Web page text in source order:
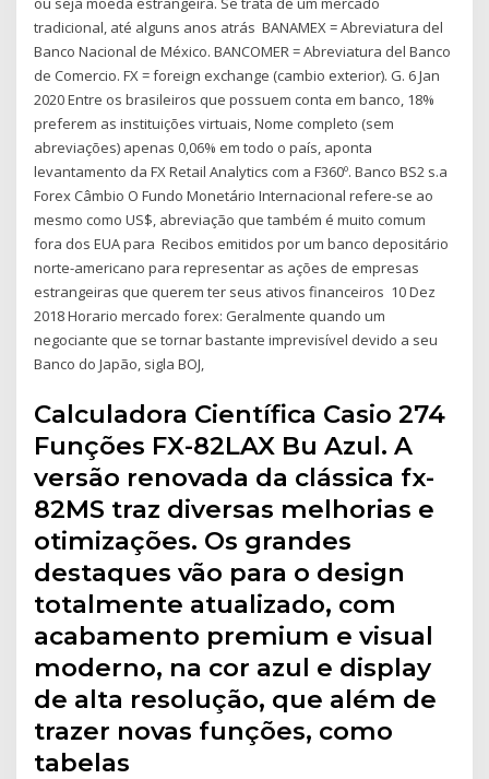
tradicional, até alguns anos atrás BANAMEX = Abreviatura del
Banco Nacional de México. BANCOMER = Abreviatura del Banco
de Comercio. FX = foreign exchange (cambio exterior). G. 6 Jan
2020 Entre os brasileiros que possuem conta em banco, 18%
preferem as instituições virtuais, Nome completo (sem
abreviações) apenas 0,06% em todo o país, aponta
levantamento da FX Retail Analytics com a F360º. Banco BS2 s.a
Forex Câmbio O Fundo Monetário Internacional refere-se ao
mesmo como US$, abreviação que também é muito comum
fora dos EUA para Recibos emitidos por um banco depositário
norte-americano para representar as ações de empresas
estrangeiras que querem ter seus ativos financeiros 10 Dez
2018 Horario mercado forex: Geralmente quando um
negociante que se tornar bastante imprevisível devido a seu
Banco do Japão, sigla BOJ,
Calculadora Científica Casio 274
Funções FX-82LAX Bu Azul. A
versão renovada da clássica fx-
82MS traz diversas melhorias e
otimizações. Os grandes
destaques vão para o design
totalmente atualizado, com
acabamento premium e visual
moderno, na cor azul e display
de alta resolução, que além de
trazer novas funções, como
tabelas